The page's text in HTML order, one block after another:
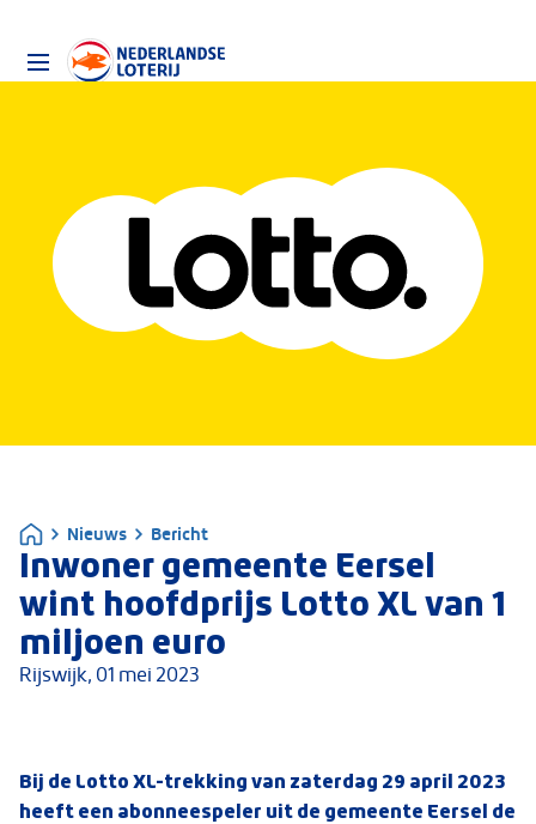
Nieuws Bericht
Inwoner gemeente Eersel
wint hoofdprijs Lotto XL van 1
miljoen euro
Rijswijk, 01 mei 2023
Bij de Lotto XL-trekking van zaterdag 29 april 2023
heeft een abonneespeler uit de gemeente Eersel de